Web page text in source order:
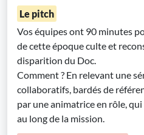
Le pitch
Vos équipes ont 90 minutes
de cette époque culte et
disparition du Doc.
Comment ? En relevant une
collaboratifs, bardés de
par une animatrice en rôle,
au long de la mission.